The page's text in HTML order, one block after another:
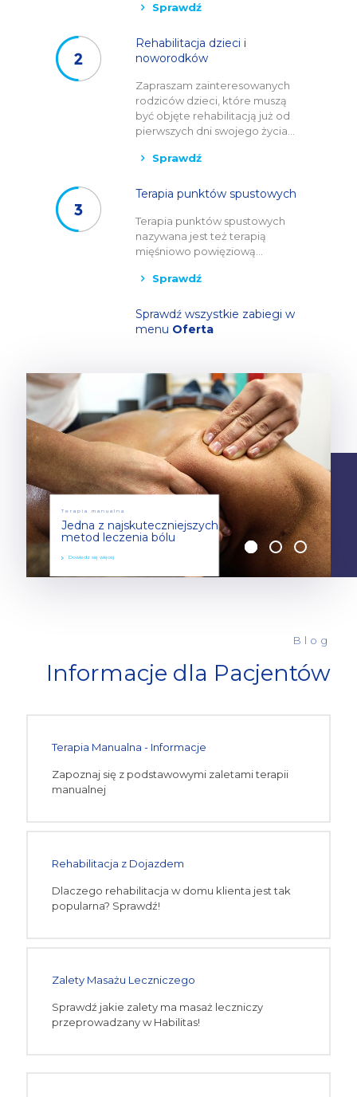
Sprawdź
Rehabilitacja dzieci i
noworodków
Zapraszam zainteresowanych
rodziców dzieci, które muszą
być objęte rehabilitacją już od
pierwszych dni swojego życia...
Sprawdź
Terapia punktów spustowych
Terapia punktów spustowych
nazywana jest też terapią
mięśniowo powięziową...
Sprawdź
Sprawdź wszystkie zabiegi w
menu Oferta
Terapia manualna
Jedna z najskuteczniejszych
metod leczenia bólu
Dowiedz się więcej
Blog
Informacje dla Pacjentów
Terapia Manualna - Informacje
Zapoznaj się z podstawowymi zaletami terapii
manualnej
Rehabilitacja z Dojazdem
Dlaczego rehabilitacja w domu klienta jest tak
popularna? Sprawdź!
Zalety Masażu Leczniczego
Sprawdź jakie zalety ma masaż leczniczy
przeprowadzany w Habilitas!